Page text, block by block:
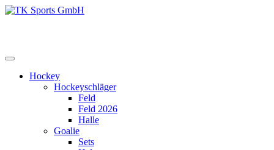
Zum
Hockey
Hockeyschläger
Feld
Feld 2026
Halle
Goalie
Sets